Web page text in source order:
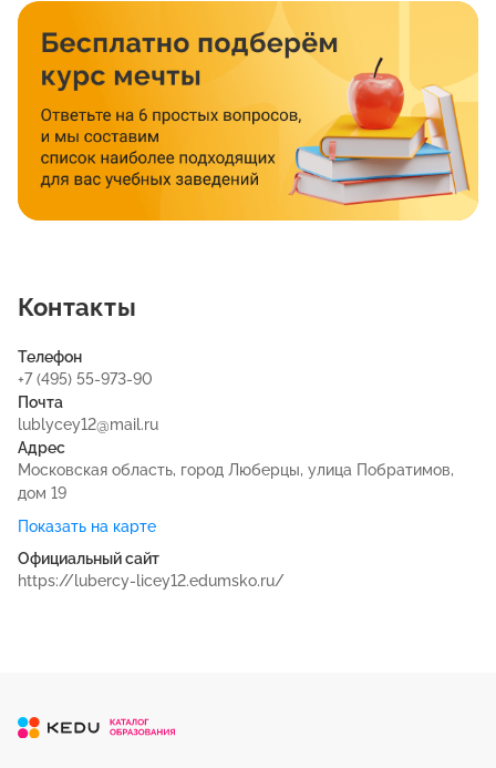
Контакты
Телефон
+7 (495) 55-973-90
Почта
lublycey12@mail.ru
Адрес
Московская область, город Люберцы, улица Побратимов,
дом 19
Показать на карте
Официальный сайт
https://lubercy-licey12.edumsko.ru/